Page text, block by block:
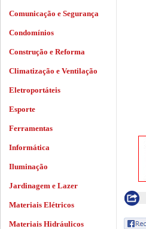
Comunicação e Segurança
Condomínios
Construção e Reforma
Climatização e Ventilação
Eletroportáteis
Esporte
Ferramentas
Informática
Iluminação
Jardinagem e Lazer
Materiais Elétricos
Materiais Hidráulicos